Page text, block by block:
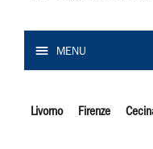
MENU
Livorno Firenze